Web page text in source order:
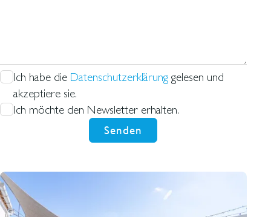
Ich habe die Datenschutzerklärung gelesen und
akzeptiere sie.
Ich möchte den Newsletter erhalten.
Senden